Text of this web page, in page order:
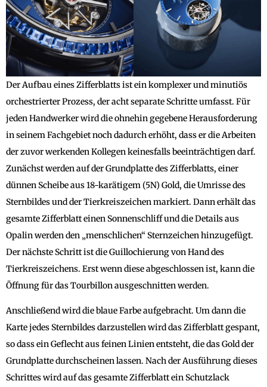
Der Aufbau eines Zifferblatts ist ein komplexer und minutiös
orchestrierter Prozess, der acht separate Schritte umfasst. Für
jeden Handwerker wird die ohnehin gegebene Herausforderung
in seinem Fachgebiet noch dadurch erhöht, dass er die Arbeiten
der zuvor werkenden Kollegen keinesfalls beeinträchtigen darf.
Zunächst werden auf der Grundplatte des Zifferblatts, einer
dünnen Scheibe aus 18-karätigem (5N) Gold, die Umrisse des
Sternbildes und der Tierkreiszeichen markiert. Dann erhält das
gesamte Zifferblatt einen Sonnenschliff und die Details aus
Opalin werden den „menschlichen“ Sternzeichen hinzugefügt.
Der nächste Schritt ist die Guillochierung von Hand des
Tierkreiszeichens. Erst wenn diese abgeschlossen ist, kann die
Öffnung für das Tourbillon ausgeschnitten werden.
Anschließend wird die blaue Farbe aufgebracht. Um dann die
Karte jedes Sternbildes darzustellen wird das Zifferblatt gespant,
so dass ein Geflecht aus feinen Linien entsteht, die das Gold der
Grundplatte durchscheinen lassen. Nach der Ausführung dieses
Schrittes wird auf das gesamte Zifferblatt ein Schutzlack